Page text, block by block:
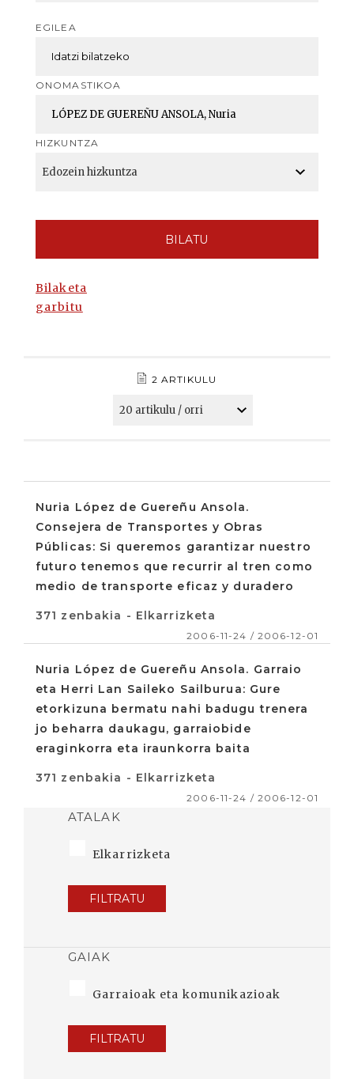
EGILEA
ONOMASTIKOA
HIZKUNTZA
BILATU
Bilaketa
garbitu
2 ARTIKULU
Nuria López de Guereñu Ansola.
Consejera de Transportes y Obras
Públicas: Si queremos garantizar nuestro
futuro tenemos que recurrir al tren como
medio de transporte eficaz y duradero
371 zenbakia - Elkarrizketa
2006-11-24 / 2006-12-01
Nuria López de Guereñu Ansola. Garraio
eta Herri Lan Saileko Sailburua: Gure
etorkizuna bermatu nahi badugu trenera
jo beharra daukagu, garraiobide
eraginkorra eta iraunkorra baita
371 zenbakia - Elkarrizketa
2006-11-24 / 2006-12-01
ATALAK
Elkarrizketa
FILTRATU
GAIAK
Garraioak eta komunikazioak
FILTRATU